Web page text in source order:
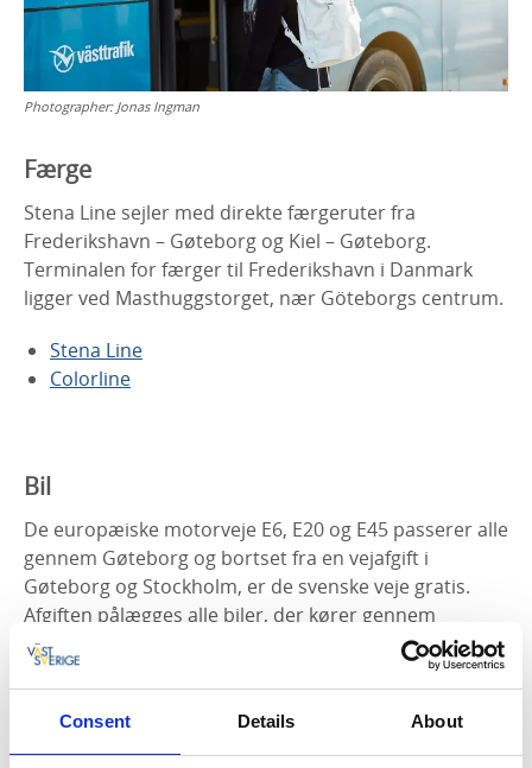
Consent Details About
Photographer: Jonas Ingman
Færge
Stena Line sejler med direkte færgeruter fra
Frederikshavn – Gøteborg og Kiel – Gøteborg.
Terminalen for færger til Frederikshavn i Danmark
ligger ved Masthuggstorget, nær Göteborgs centrum.
Stena Line
Colorline
Bil
De europæiske motorveje E6, E20 og E45 passerer alle
gennem Gøteborg og bortset fra en vejafgift i
Gøteborg og Stockholm, er de svenske veje gratis.
Afgiften pålægges alle biler, der kører gennem
Gøteborg mandag til fredag, og indehaveren af bilen
faktureres automatisk.
Find ladestandere